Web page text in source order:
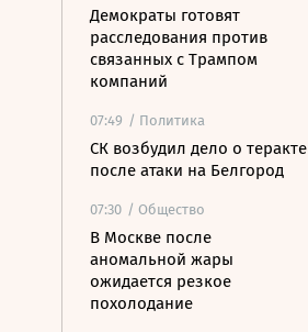
Демократы готовят
расследования против
связанных с Трампом
компаний
07:49 / Политика
СК возбудил дело о теракте
после атаки на Белгород
07:30 / Общество
В Москве после
аномальной жары
ожидается резкое
похолодание